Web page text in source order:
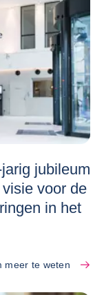
jubileum
voor de
in het
meer te weten